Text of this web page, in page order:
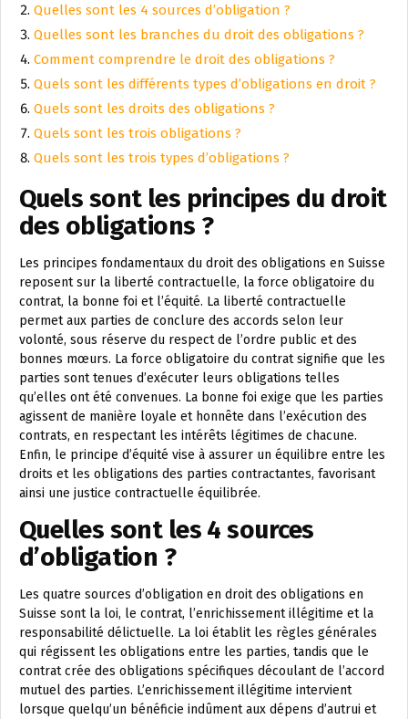
Quelles sont les 4 sources d’obligation ?
Quelles sont les branches du droit des obligations ?
Comment comprendre le droit des obligations ?
Quels sont les différents types d’obligations en droit ?
Quels sont les droits des obligations ?
Quels sont les trois obligations ?
Quels sont les trois types d’obligations ?
Quels sont les principes du droit
des obligations ?
Les principes fondamentaux du droit des obligations en Suisse
reposent sur la liberté contractuelle, la force obligatoire du
contrat, la bonne foi et l’équité. La liberté contractuelle
permet aux parties de conclure des accords selon leur
volonté, sous réserve du respect de l’ordre public et des
bonnes mœurs. La force obligatoire du contrat signifie que les
parties sont tenues d’exécuter leurs obligations telles
qu’elles ont été convenues. La bonne foi exige que les parties
agissent de manière loyale et honnête dans l’exécution des
contrats, en respectant les intérêts légitimes de chacune.
Enfin, le principe d’équité vise à assurer un équilibre entre les
droits et les obligations des parties contractantes, favorisant
ainsi une justice contractuelle équilibrée.
Quelles sont les 4 sources
d’obligation ?
Les quatre sources d’obligation en droit des obligations en
Suisse sont la loi, le contrat, l’enrichissement illégitime et la
responsabilité délictuelle. La loi établit les règles générales
qui régissent les obligations entre les parties, tandis que le
contrat crée des obligations spécifiques découlant de l’accord
mutuel des parties. L’enrichissement illégitime intervient
lorsque quelqu’un bénéficie indûment aux dépens d’autrui et